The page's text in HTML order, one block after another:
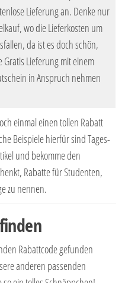
Lieferung an. Denke nur
wo die Lieferkosten um
da ist es doch schön,
Lieferung mit einem
in Anspruch nehmen
einmal einen tollen Rabatt
Beispiele hierfür sind Tages-
und bekomme den
Rabatte für Studenten,
zu nennen.
Rabattcode gefunden
anderen passenden